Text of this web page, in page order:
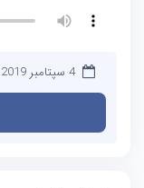
4 سپتامبر 2019